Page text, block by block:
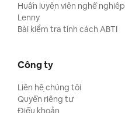
Huấn luyện viên nghề nghiệp
Lenny
Bài kiểm tra tính cách ABTI
Công ty
Liên hệ chúng tôi
Quyền riêng tư
Điều khoản